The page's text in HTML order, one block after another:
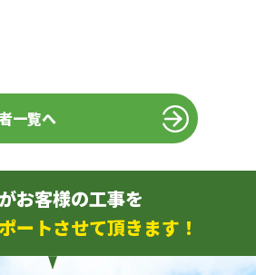
一覧へ
お客様の工事を
ートさせて頂きます！